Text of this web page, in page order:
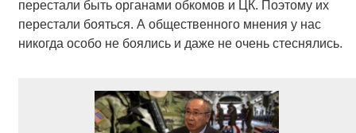
перестали быть органами обкомов и ЦК. Поэтому их
перестали бояться. А общественного мнения у нас
никогда особо не боялись и даже не очень стеснялись.